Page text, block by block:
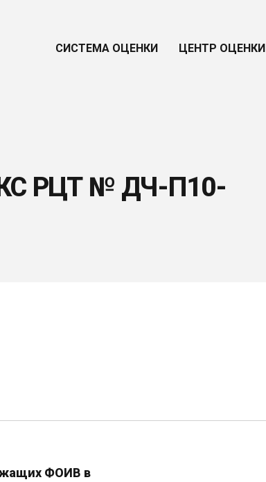
СИСТЕМА ОЦЕНКИ ЦЕНТР ОЦЕНКИ
РЦТ № ДЧ-П10-
ФОИВ в